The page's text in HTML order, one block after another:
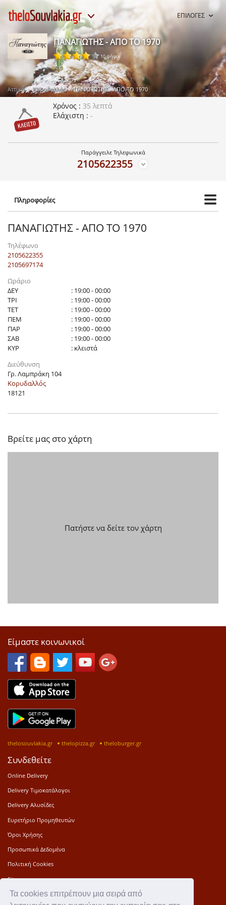
Τα cookies επιτρέπουν μια σειρά από
ΕΠΙΛΟΓΕΣ
ΠΑΝΑΓΙΩΤΗΣ - ΑΠΟ ΤΟ 1970
10 ψήφοι
Αττική Κορυδαλλός ΠΑΝΑΓΙΩΤΗΣ - ΑΠΟ ΤΟ 1970
Χρόνος
35 λεπτά
Ελάχιστη
-
Παράγγειλε Τηλεφωνικά
2105622355
Πληροφορίες
ΠΑΝΑΓΙΩΤΗΣ - ΑΠΟ ΤΟ 1970
Τηλέφωνο
2105622355
2105697174
Ωράριο
ΔΕΥ
: 19:00 - 00:00
ΤΡΙ
: 19:00 - 00:00
ΤΕΤ
: 19:00 - 00:00
ΠΕΜ
: 19:00 - 00:00
ΠΑΡ
: 19:00 - 00:00
ΣΑΒ
: 19:00 - 00:00
ΚΥΡ
: κλειστά
Διεύθυνση
Γρ. Λαμπράκη 104
Κορυδαλλός
18121
Βρείτε μας στο χάρτη
Πατήστε να δείτε τον χάρτη
Είμαστε κοινωνικοί
thelosouvlakia.gr thelopizza.gr theloburger.gr
Συνδεθείτε
Online Delivery
Delivery Τιμοκατάλογοι
Delivery Αλυσίδες
Ευρετήριο Προμηθευτών
Όροι Χρήσης
Προσωπικά Δεδομένα
Πολιτική Cookies
Sitemap
Press Kit